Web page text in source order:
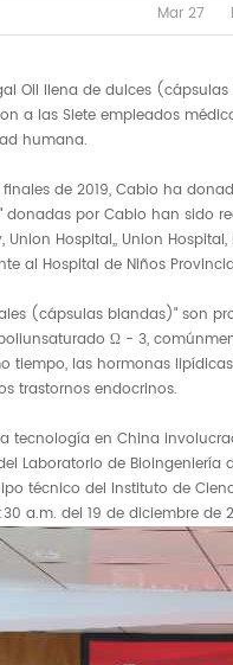
Mar 27
Oil llena de dulces
a las Siete empleados
humana.
de 2019, Cabio ha
donadas por Cabio han
Hospital,, Union
al Hospital de Niños
(cápsulas blandas)" son
Ω - 3,
tiempo, las hormonas
trastornos endocrinos.
tecnología en China
Laboratorio de Bioingeniería
técnico del Instituto de
a.m. del 19 de diciembre